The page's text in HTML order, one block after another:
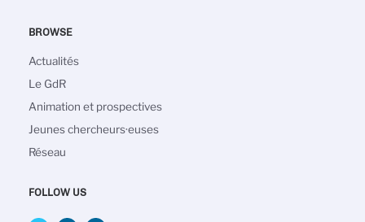
BROWSE
Navigation
principale
Actualités
Le GdR
Animation et prospectives
Jeunes chercheurs·euses
Réseau
FOLLOW US